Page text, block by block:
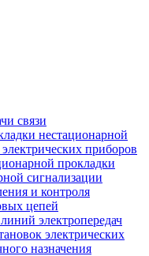
связи
нестационарной
приборов
прокладки
сигнализации
и контроля
цепей
электропередач
электрических
назначения